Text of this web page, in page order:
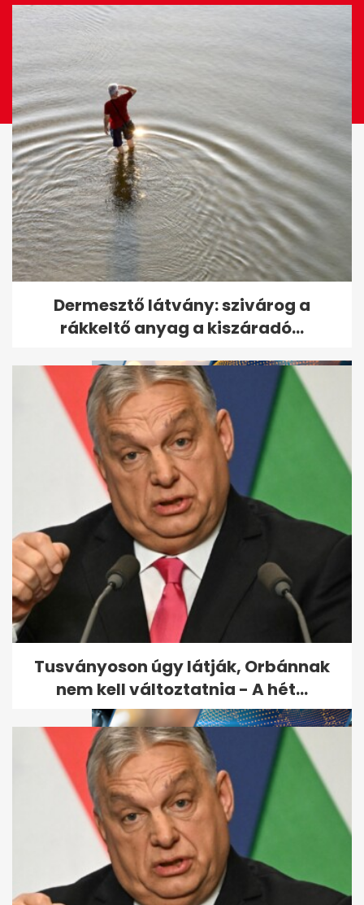
Döntött a bíróság Till Tamás
gyilkosáról
Kiderült, ki ölte meg Till
Tamást, de a gyilkos
szabadon...
Dermesztő látvány: szivárog a
rákkeltő anyag a kiszáradó...
Tusványoson úgy látják, Orbánnak
nem kell változtatnia - A hét...